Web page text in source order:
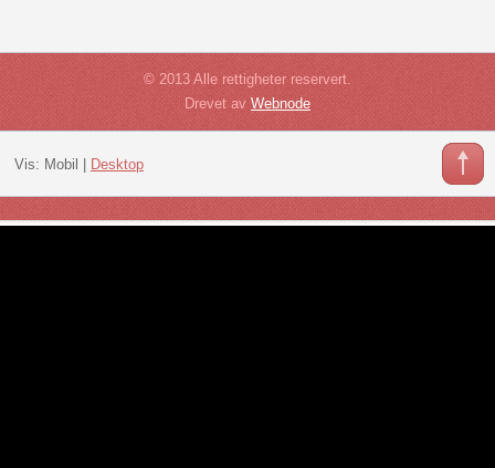
© 2013 Alle rettigheter reservert.
Drevet av Webnode
Vis: Mobil Desktop